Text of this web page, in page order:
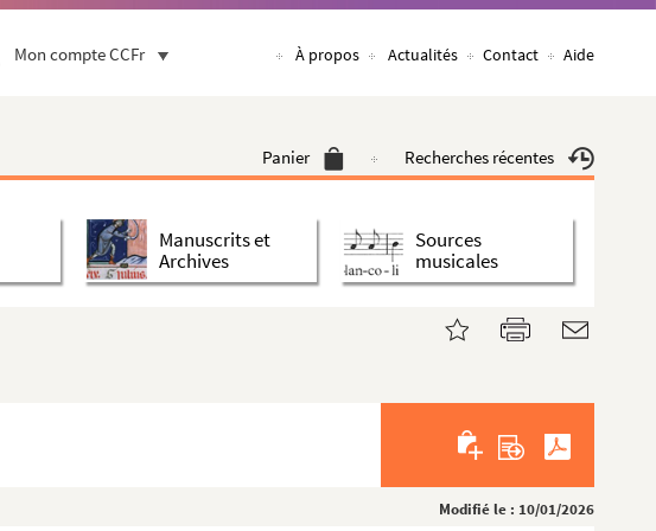
Mon compte CCFr À propos Actualités Contact Aide
Panier Recherches récentes
Manuscrits et
Archives
Sources
musicales
Modifié le : 10/01/2026